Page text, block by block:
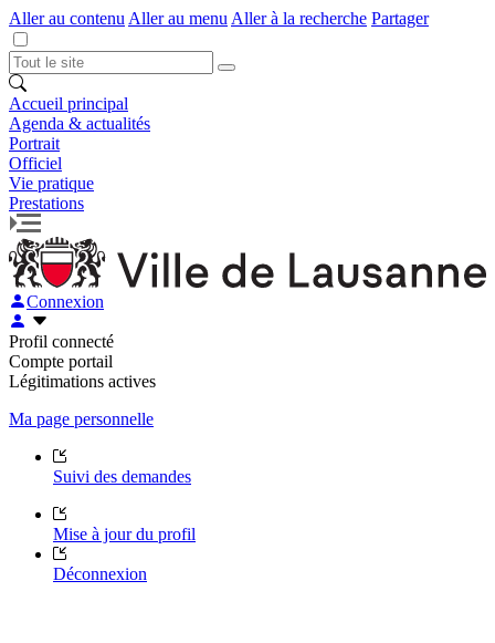
Aller au contenu Aller au menu Aller à la recherche Partager
Accueil principal
Agenda & actualités
Portrait
Officiel
Vie pratique
Prestations
Connexion
Profil connecté
Compte portail
Légitimations actives
Ma page personnelle
Suivi des demandes
Mise à jour du profil
Déconnexion